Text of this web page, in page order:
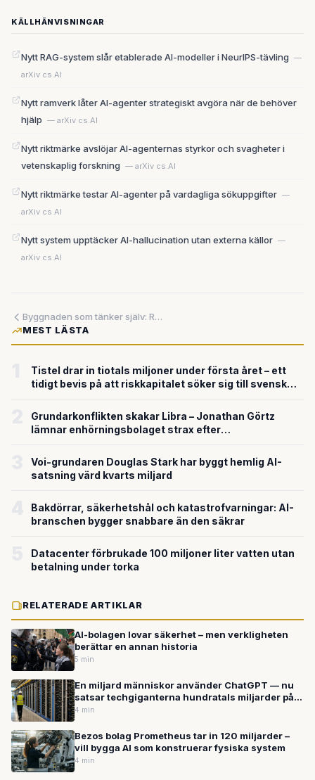
KÄLLHÄNVISNINGAR
Nytt RAG-system slår etablerade AI-modeller i NeurIPS-tävling —
arXiv cs.AI
Nytt ramverk låter AI-agenter strategiskt avgöra när de behöver
hjälp — arXiv cs.AI
Nytt riktmärke avslöjar AI-agenternas styrkor och svagheter i
vetenskaplig forskning — arXiv cs.AI
Nytt riktmärke testar AI-agenter på vardagliga sökuppgifter —
arXiv cs.AI
Nytt system upptäcker AI-hallucination utan externa källor —
arXiv cs.AI
Byggnaden som tänker själv: Ricoh låter konstgjord intelligens sköta fastigheter via virtuella kopior
MEST LÄSTA
Tistel drar in tiotals miljoner under första året – ett
tidigt bevis på att riskkapitalet söker sig till svensk
Grundarkonflikten skakar Libra – Jonathan Görtz
lämnar enhörningsbolaget strax efter
Voi-grundaren Douglas Stark har byggt hemlig AI-
satsning värd kvarts miljard
Bakdörrar, säkerhetshål och katastrofvarningar: AI-
branschen bygger snabbare än den säkrar
Datacenter förbrukade 100 miljoner liter vatten utan
betalning under torka
RELATERADE ARTIKLAR
AI-bolagen lovar säkerhet – men verkligheten
berättar en annan historia
5 min
En miljard människor använder ChatGPT — nu
satsar techgiganterna hundratals miljarder på
framtidens AI
4 min
Bezos bolag Prometheus tar in 120 miljarder –
vill bygga AI som konstruerar fysiska system
4 min